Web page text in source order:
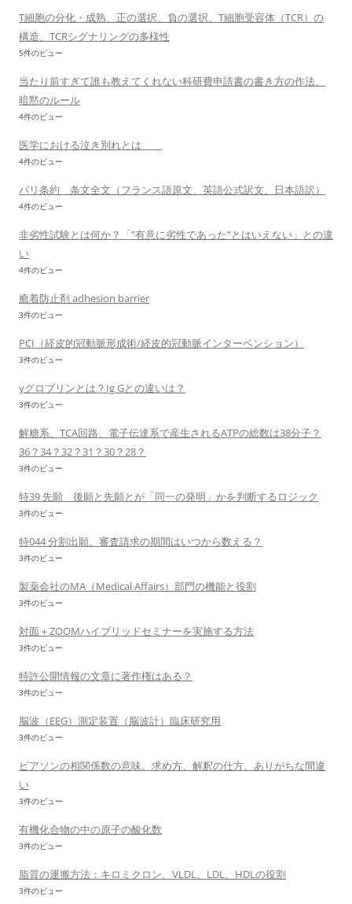
T細胞の分化・成熟、正の選択、負の選択、T細胞受容体（TCR）の
構造、TCRシグナリングの多様性
5件のビュー
当たり前すぎて誰も教えてくれない科研費申請書の書き方の作法、
暗黙のルール
4件のビュー
医学における泣き別れとは
4件のビュー
パリ条約 条文全文（フランス語原文、英語公式訳文、日本語訳）
4件のビュー
非劣性試験とは何か？「”有意に劣性であった”とはいえない」との違
い
4件のビュー
癒着防止剤 adhesion barrier
3件のビュー
PCI（経皮的冠動脈形成術/経皮的冠動脈インターベンション）
3件のビュー
γグロブリンとは？Ig Gとの違いは？
3件のビュー
解糖系、TCA回路、電子伝達系で産生されるATPの総数は38分子？
36？34？32？31？30？28？
3件のビュー
特39 先願 後願と先願とが「同一の発明」かを判断するロジック
3件のビュー
特044 分割出願、審査請求の期間はいつから数える？
3件のビュー
製薬会社のMA（Medical Affairs）部門の機能と役割
3件のビュー
対面＋ZOOMハイブリッドセミナーを実施する方法
3件のビュー
特許公開情報の文章に著作権はある？
3件のビュー
脳波（EEG）測定装置（脳波計）臨床研究用
3件のビュー
ピアソンの相関係数の意味、求め方、解釈の仕方、ありがちな間違
い
3件のビュー
有機化合物の中の原子の酸化数
3件のビュー
脂質の運搬方法：キロミクロン、VLDL、LDL、HDLの役割
3件のビュー